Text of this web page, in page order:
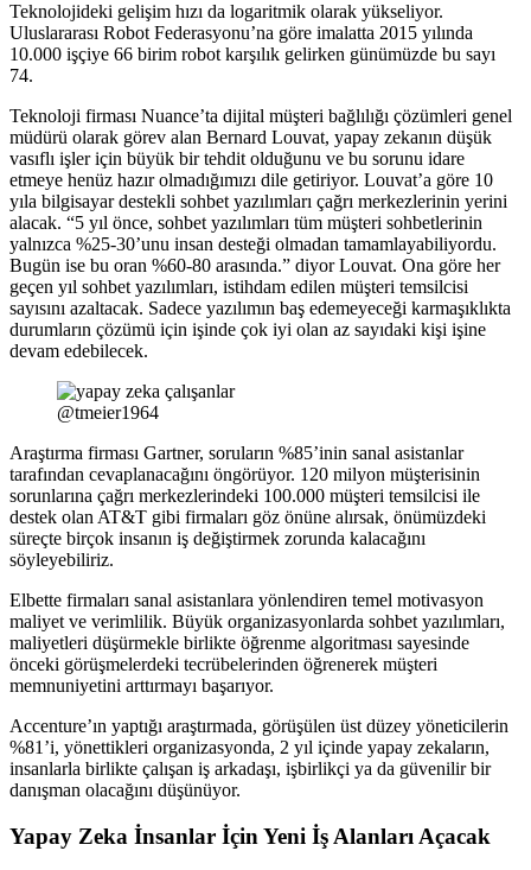
Teknolojideki gelişim hızı da logaritmik olarak yükseliyor.
Uluslararası Robot Federasyonu’na göre imalatta 2015 yılında
10.000 işçiye 66 birim robot karşılık gelirken günümüzde bu sayı
74.
Teknoloji firması Nuance’ta dijital müşteri bağlılığı çözümleri genel
müdürü olarak görev alan Bernard Louvat, yapay zekanın düşük
vasıflı işler için büyük bir tehdit olduğunu ve bu sorunu idare
etmeye henüz hazır olmadığımızı dile getiriyor. Louvat’a göre 10
yıla bilgisayar destekli sohbet yazılımları çağrı merkezlerinin yerini
alacak. “5 yıl önce, sohbet yazılımları tüm müşteri sohbetlerinin
yalnızca %25-30’unu insan desteği olmadan tamamlayabiliyordu.
Bugün ise bu oran %60-80 arasında.” diyor Louvat. Ona göre her
geçen yıl sohbet yazılımları, istihdam edilen müşteri temsilcisi
sayısını azaltacak. Sadece yazılımın baş edemeyeceği karmaşıklıkta
durumların çözümü için işinde çok iyi olan az sayıdaki kişi işine
devam edebilecek.
@tmeier1964
Araştırma firması Gartner, soruların %85’inin sanal asistanlar
tarafından cevaplanacağını öngörüyor. 120 milyon müşterisinin
sorunlarına çağrı merkezlerindeki 100.000 müşteri temsilcisi ile
destek olan AT&T gibi firmaları göz önüne alırsak, önümüzdeki
süreçte birçok insanın iş değiştirmek zorunda kalacağını
söyleyebiliriz.
Elbette firmaları sanal asistanlara yönlendiren temel motivasyon
maliyet ve verimlilik. Büyük organizasyonlarda sohbet yazılımları,
maliyetleri düşürmekle birlikte öğrenme algoritması sayesinde
önceki görüşmelerdeki tecrübelerinden öğrenerek müşteri
memnuniyetini arttırmayı başarıyor.
Accenture’ın yaptığı araştırmada, görüşülen üst düzey yöneticilerin
%81’i, yönettikleri organizasyonda, 2 yıl içinde yapay zekaların,
insanlarla birlikte çalışan iş arkadaşı, işbirlikçi ya da güvenilir bir
danışman olacağını düşünüyor.
Yapay Zeka İnsanlar İçin Yeni İş Alanları Açacak